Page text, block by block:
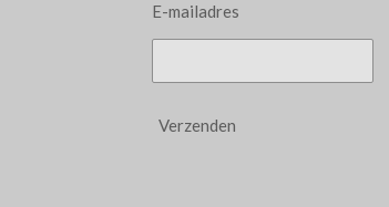
E-mailadres
Verzenden